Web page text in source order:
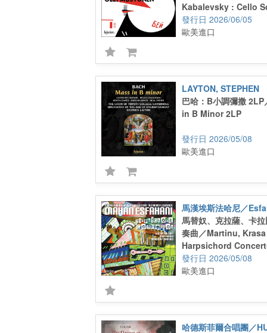
Kabalevsky : Cello
2026/06/05
歐美進口
LAYTON, STEPHEN
巴哈：B小調彌撒
in B Minor 2LP
2026/05/08
歐美進口
馬漢埃斯法哈尼／
馬替奴、克拉薩、卡
奏曲／Martinu,
Harpsichord
2026/05/08
歐美進口